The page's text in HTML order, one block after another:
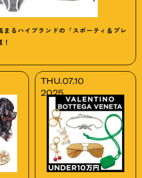
まるハイブランドの「スポーティ＆プレ
！
THU.07.10
2025